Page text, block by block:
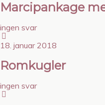
Marcipankage
ingen svar
18. januar 2018
Romkugler
ingen svar